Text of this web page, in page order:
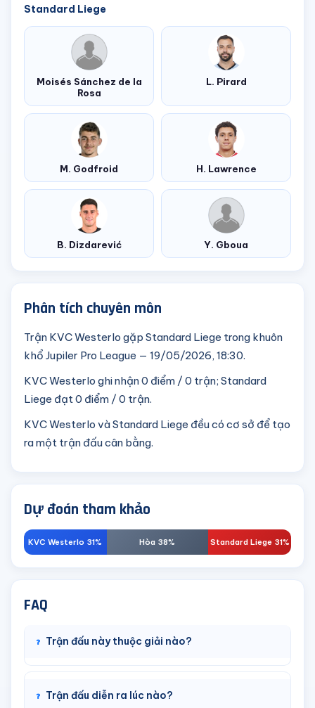
Standard Liege
Moisés Sánchez de la
Rosa
L. Pirard
M. Godfroid H. Lawrence
B. Dizdarević Y. Gboua
Phân tích chuyên môn
Trận KVC Westerlo gặp Standard Liege trong khuôn
khổ Jupiler Pro League — 19/05/2026, 18:30.
KVC Westerlo ghi nhận 0 điểm / 0 trận; Standard
Liege đạt 0 điểm / 0 trận.
KVC Westerlo và Standard Liege đều có cơ sở để tạo
ra một trận đấu cân bằng.
Dự đoán tham khảo
KVC Westerlo 31% Hòa 38% Standard Liege 31%
FAQ
Trận đấu này thuộc giải nào?
Trận đấu diễn ra lúc nào?